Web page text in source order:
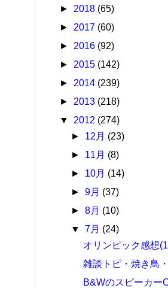
► 2018 (65)
► 2017 (60)
► 2016 (92)
► 2015 (142)
► 2014 (239)
► 2013 (218)
▼ 2012 (274)
► 12月 (23)
► 11月 (8)
► 10月 (14)
►9月 (37)
►8月 (10)
▼7月 (24)
オリンピック感想
雑談トピ・焼き鳥
B&Wのスピーカー